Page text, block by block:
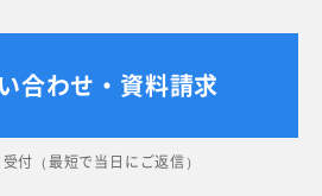
合わせ・資料請求
付（最短で当日にご返信）